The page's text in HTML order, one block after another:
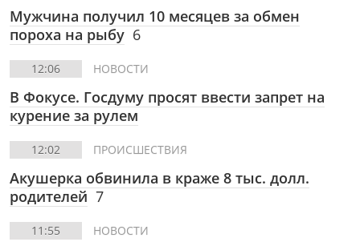
Мужчина получил 10 месяцев за обмен
пороха на рыбу 6
12:06 НОВОСТИ
В Фокусе. Госдуму просят ввести запрет на
курение за рулем
12:02 ПРОИСШЕСТВИЯ
Акушерка обвинила в краже 8 тыс. долл.
родителей 7
11:55 НОВОСТИ